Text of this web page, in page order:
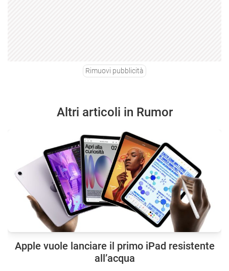
Rimuovi pubblicità
Altri articoli in Rumor
Apple vuole lanciare il primo iPad resistente
all’acqua